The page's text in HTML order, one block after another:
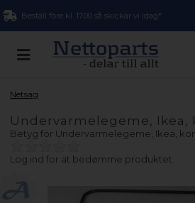
Beställ före kl. 17.00 så skickar vi idag*
Netsag
Undervarmelegeme, Ikea,
Betyg för Undervarmelegeme, Ikea,
Log ind for at bedømme produktet